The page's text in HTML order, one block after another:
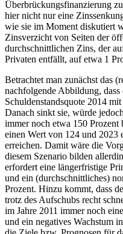
Überbrückungsfinanzierung
hier nicht nur eine
wie sie im Moment diskutiert
Zinsverzicht von Seiten der
durchschnittlichen Zins, der
Privaten entfällt, auf etwa 1
Betrachtet man zunächst das
nachfolgende Abbildung, dass
Schuldenstandsquote 2014
Danach sinkt sie, würde
immer noch etwa 150 Prozent
einen Wert von 124 und 2023
erreichen. Damit wäre die
diesem Szenario bilden
erfordert eine längerfristige
und ein (durchschnittliches)
Prozent. Hinzu kommt, dass
trotz des Aufschubs recht
im Jahre 2011 immer noch
und ein negatives Wachstum